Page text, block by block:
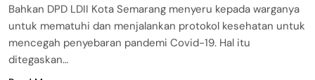
Bahkan DPD LDII Kota Semarang menyeru kepada warganya
untuk mematuhi dan menjalankan protokol kesehatan untuk
mencegah penyebaran pandemi Covid-19. Hal itu
ditegaskan…